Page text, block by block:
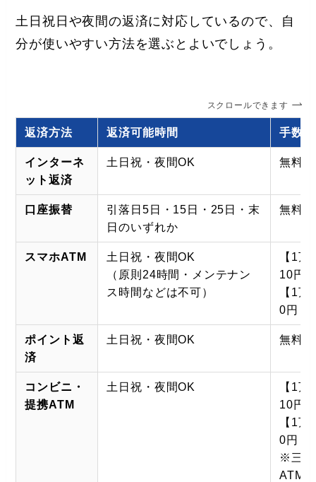
土日祝日や夜間の返済に対応しているので、自
分が使いやすい方法を選ぶとよいでしょう。
スクロールできます
返済方法 返済可能時間 手数料
インターネ
ット返済
土日祝・夜間OK 無料
口座振替
引落日5日・15日・25日・末
日のいずれか
無料
スマホATM
土日祝・夜間OK
（原則24時間・メンテナン
ス時間などは不可）
【1
10円
【1
0円
ポイント返
済
土日祝・夜間OK 無料
コンビニ・
提携ATM
土日祝・夜間OK
【1
10円
【1
0円
※三井
ATM